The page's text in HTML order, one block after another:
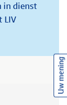
in dienst
LIV
Uw mening